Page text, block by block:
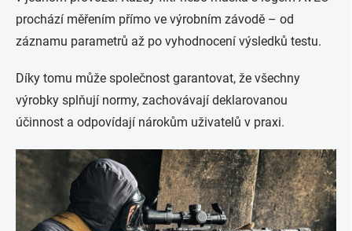
prochází měřením přímo ve výrobním závodě – od
záznamu parametrů až po vyhodnocení výsledků testu.
Díky tomu může společnost garantovat, že všechny
výrobky splňují normy, zachovávají deklarovanou
účinnost a odpovídají nárokům uživatelů v praxi.